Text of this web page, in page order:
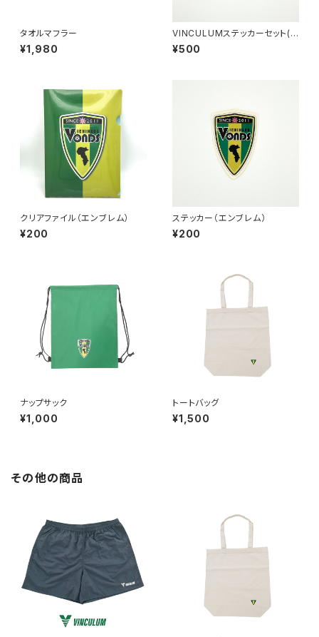
タオルマフラー
¥1,980
VINCULUMステッカーセット(4
type)
¥500
クリアファイル（エンブレム）
¥200
ステッカー（エンブレム）
¥200
ナップサック
¥1,000
トートバッグ
¥1,500
その他の商品